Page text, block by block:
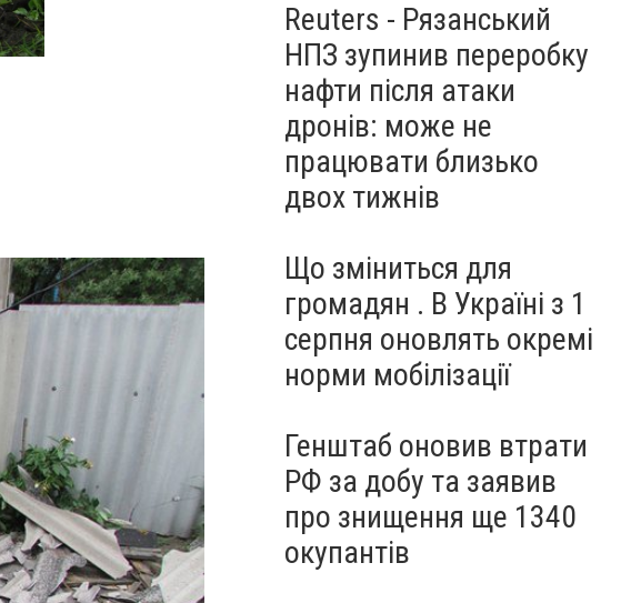
Reuters - Рязанський
НПЗ зупинив переробку
нафти після атаки
дронів: може не
працювати близько
двох тижнів
Що зміниться для
громадян . В Україні з 1
серпня оновлять окремі
норми мобілізації
Генштаб оновив втрати
РФ за добу та заявив
про знищення ще 1340
окупантів